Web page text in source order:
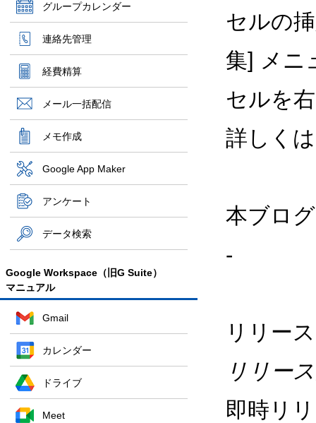
グループカレンダー
連絡先管理
経費精算
メール一括配信
メモ作成
Google App Maker
アンケート
データ検索
Google Workspace（旧G Suite）
マニュアル
Gmail
カレンダー
ドライブ
Meet
セルの
集] メニ
セルを
詳しく
本ブロ
-
リリー
リリー
即時リ